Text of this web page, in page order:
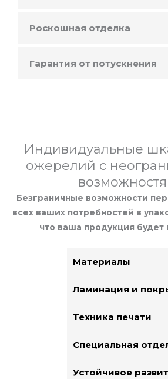
Роскошная отделка
Гарантия от потускнения
Индивидуальные
ожерелий с
Безграничные возможности
всех ваших потребностей в
что ваша продукция будет
Материалы
Ламинация и
Техника печати
Специальная
Устойчивое